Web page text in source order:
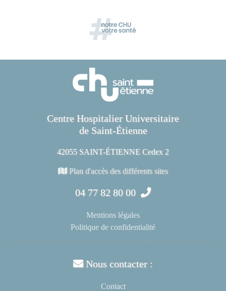
Centre Hospitalier Universitaire
de Saint-Étienne
42055 SAINT-ÉTIENNE Cedex 2
Plan d'accès des différents sites
04 77 82 80 00
Mentions légales
Politique de confidentialité
Nous contacter :
Contact